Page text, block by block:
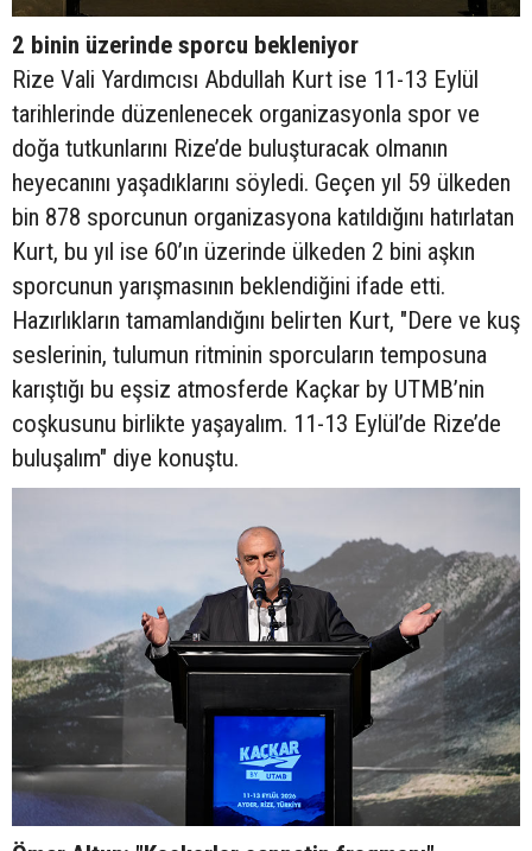
2 binin üzerinde sporcu bekleniyor
Rize Vali Yardımcısı Abdullah Kurt ise 11-13 Eylül
tarihlerinde düzenlenecek organizasyonla spor ve
doğa tutkunlarını Rize’de buluşturacak olmanın
heyecanını yaşadıklarını söyledi. Geçen yıl 59 ülkeden
bin 878 sporcunun organizasyona katıldığını hatırlatan
Kurt, bu yıl ise 60’ın üzerinde ülkeden 2 bini aşkın
sporcunun yarışmasının beklendiğini ifade etti.
Hazırlıkların tamamlandığını belirten Kurt, "Dere ve kuş
seslerinin, tulumun ritminin sporcuların temposuna
karıştığı bu eşsiz atmosferde Kaçkar by UTMB’nin
coşkusunu birlikte yaşayalım. 11-13 Eylül’de Rize’de
buluşalım" diye konuştu.